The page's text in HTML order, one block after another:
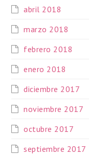
abril 2018
marzo 2018
febrero 2018
enero 2018
diciembre 2017
noviembre 2017
octubre 2017
septiembre 2017